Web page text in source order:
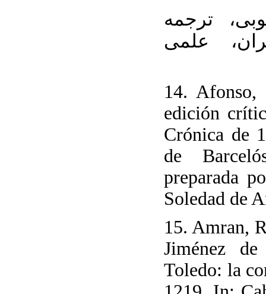
ترجمه
علمی
14. Afonso,
edición
Crónica de
de
preparada
Soledad de
15. Amran,
Jiménez
Toledo: la